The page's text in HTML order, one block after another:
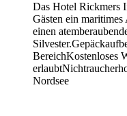
Das Hotel Rickmers
Gästen ein
einen
Silvester.
BereichKostenloses
erlaubt
Nordsee